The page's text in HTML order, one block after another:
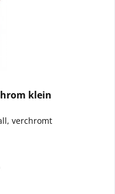
klein
verchromt